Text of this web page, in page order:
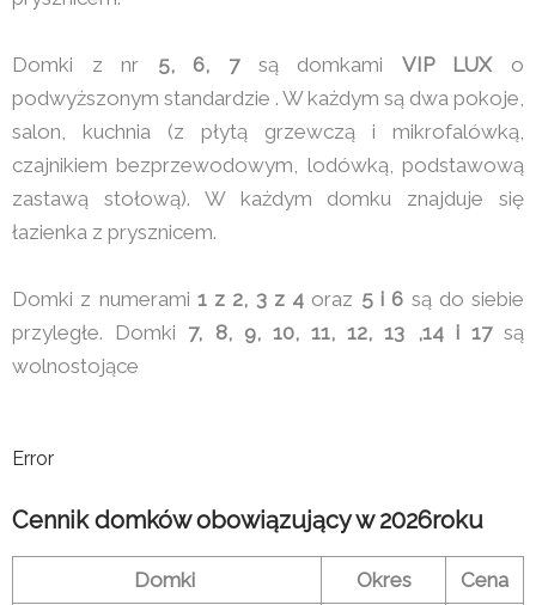
Domki z nr 5, 6, 7są domkami VIP LUXo
podwyższonym standardzie . W każdym są dwa pokoje,
salon, kuchnia (z płytą grzewczą i mikrofalówką,
czajnikiem bezprzewodowym, lodówką, podstawową
zastawą stołową). W każdym domku znajduje się
łazienka z prysznicem.
Domki z numerami 1 z 2, 3 z 4 oraz 5 i 6 są do siebie
przyległe. Domki 7, 8, 9, 10, 11, 12, 13 ,14 i 17są
wolnostojące
Error
Cennik domków obowiązujący w 2026roku
Domki Okres Cena